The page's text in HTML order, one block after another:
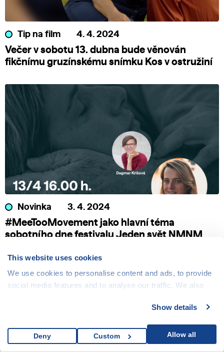
This website uses cookies
We use cookies to personalise content and ads, to provide
social media features and to analyse our traffic. We also
media, advertising and analytics partners who may
them or that they’ve collected from your use of their
services.
Show details
Allow all
Custom
Deny
Tip na film 4. 4. 2024
Večer v sobotu 13. dubna bude věnován
fikčnímu gruzínskému snímku Kos v ostružiní
Novinka 3. 4. 2024
#MeeTooMovement jako hlavní téma
sobotního dne festivalu Jeden svět NMNM